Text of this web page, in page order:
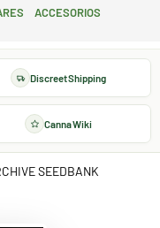
Accesorios
Discreet Shipping
Canna Wiki
SEEDBANK